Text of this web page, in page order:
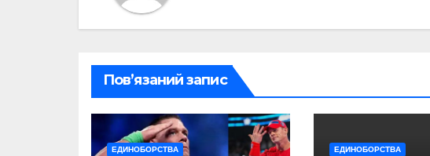
Пов’язаний запис
ЕДИНОБОРСТВА ЕДИНОБОРСТВА